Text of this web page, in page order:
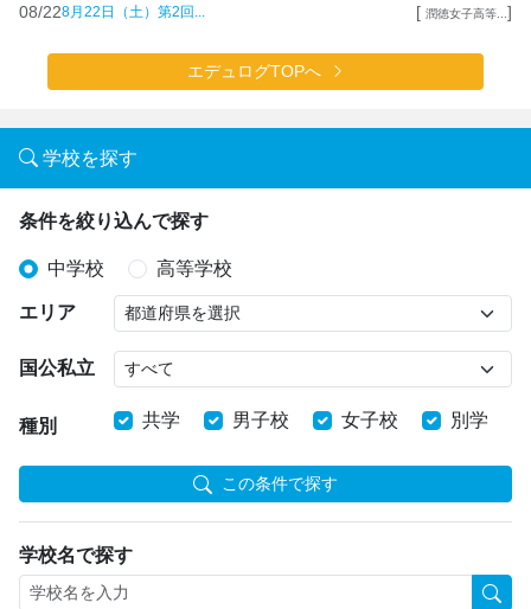
08/228月22日（土）第2回... [ 潤徳女子高等... ]
エデュログTOPへ
学校を探す
条件を絞り込んで探す
中学校 高等学校
エリア
国公私立
種別 共学 男子校 女子校 別学
この条件で探す
学校名で探す